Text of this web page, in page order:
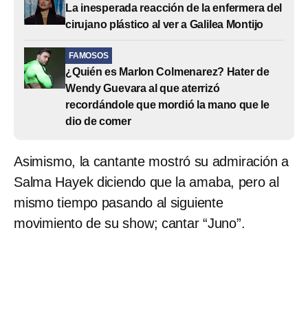
La inesperada reacción de la enfermera del
cirujano plástico al ver a Galilea Montijo
FAMOSOS
¿Quién es Marlon Colmenarez? Hater de
Wendy Guevara al que aterrizó
recordándole que mordió la mano que le
dio de comer
Asimismo, la cantante mostró su admiración a
Salma Hayek diciendo que la amaba, pero al
mismo tiempo pasando al siguiente
movimiento de su show; cantar “Juno”.